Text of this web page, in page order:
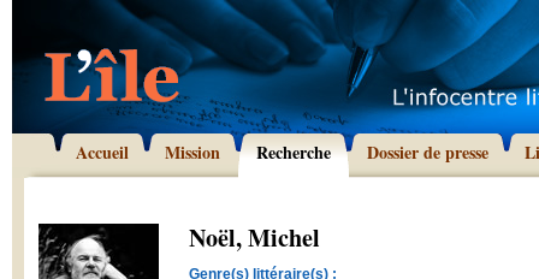
Accueil Mission Recherche Dossier de presse
Noël, Michel
Genre(s) littéraire(s) :